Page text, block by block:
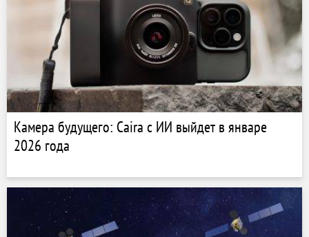
Камера будущего: Caira с ИИ выйдет в январе
2026 года